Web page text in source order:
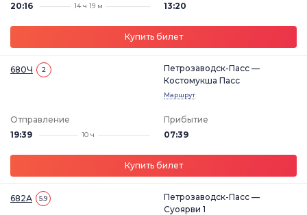
20:16
14 ч 19 м
13:20
Купить билет
680Ч 2
Петрозаводск-Пасс —
Костомукша Пасс
Маршрут
Отправление
19:39
10 ч
Прибытие
07:39
Купить билет
682А 5.9
Петрозаводск-Пасс —
Суоярви 1